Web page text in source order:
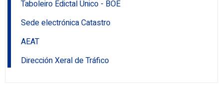
Taboleiro Edictal Único - BOE
Sede electrónica Catastro
AEAT
Dirección Xeral de Tráfico